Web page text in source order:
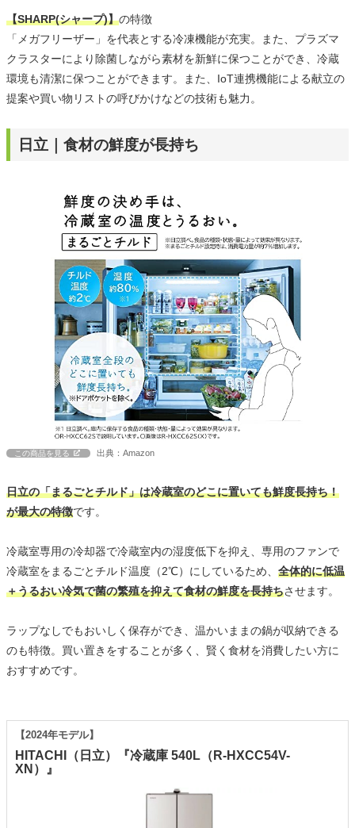
【SHARP(シャープ)】の特徴
「メガフリーザー」を代表とする冷凍機能が充実。また、プラズマ
クラスターにより除菌しながら素材を新鮮に保つことができ、冷蔵
環境も清潔に保つことができます。また、IoT連携機能による献立の
提案や買い物リストの呼びかけなどの技術も魅力。
日立｜食材の鮮度が長持ち
この商品を見る 出典：Amazon
日立の「まるごとチルド」は冷蔵室のどこに置いても鮮度長持ち！
が最大の特徴です。
冷蔵室専用の冷却器で冷蔵室内の湿度低下を抑え、専用のファンで
冷蔵室をまるごとチルド温度（2℃）にしているため、 全体的に低温
＋うるおい冷気で菌の繁殖を抑えて食材の鮮度を長持ちさせます。
ラップなしでもおいしく保存ができ、温かいままの鍋が収納できる
のも特徴。買い置きをすることが多く、賢く食材を消費したい方に
おすすめです。
HITACHI（日立）『冷蔵庫 540L（R-HXCC54V-
XN）』
【2024年モデル】